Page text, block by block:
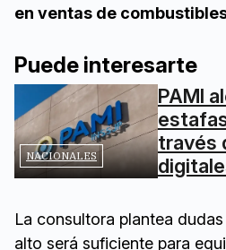
en ventas de
Puede interesarte
NACIONALES
PAMI
través
La consultora plantea
alto será suficiente para